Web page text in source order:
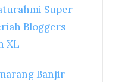
Super
Bloggers
XL
Banjir